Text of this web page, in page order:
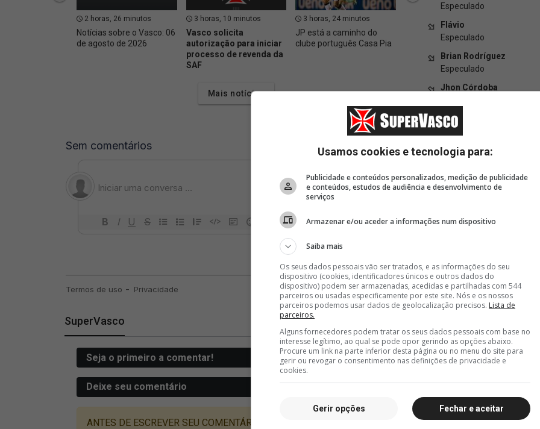
2 horas, 26 minutos
Notícias sobre o Vasco: 06
de agosto de 2026
3 horas, 10 minutos
Vasco solicita
autorização para iniciar
processo de revenda da
SAF
3 horas, 24 minutos
JP está a caminho do
clube português Casa Pia
Bastidores de
Fluminense 1 x 3 Vasco
Mais notícias
SuperVasco
Especulado
Flávio
Especulado
Brian Rodríguez
Especulado
Jhon Córdoba
Especulação
Estatísticas
Blogs
Apoie
Usamos cookies e tecnologia para:
Publicidade e conteúdos personalizados, medição de publicidade
e conteúdos, estudos de audiência e desenvolvimento de
serviços
Armazenar e/ou aceder a informações num dispositivo
Saiba mais
Os seus dados pessoais vão ser tratados, e as informações do seu
dispositivo (cookies, identificadores únicos e outros dados do
dispositivo) podem ser armazenadas, acedidas e partilhadas com 544
parceiros ou usadas especificamente por este site. Nós e os nossos
parceiros podemos usar dados de geolocalização precisos. Lista de
parceiros.
Alguns fornecedores podem tratar os seus dados pessoais com base no
interesse legítimo, ao qual se pode opor gerindo as opções abaixo.
Procure um link na parte inferior desta página ou no menu do site para
gerir ou revogar o consentimento nas definições de privacidade e
cookies.
Fechar e aceitar
Gerir opções